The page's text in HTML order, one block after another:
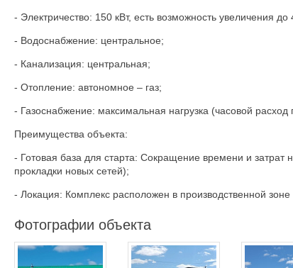
- Электричество: 150 кВт, есть возможность увеличения до
- Водоснабжение: центральное;
- Канализация: центральная;
- Отопление: автономное – газ;
- Газоснабжение: максимальная нагрузка (часовой расход
Преимущества объекта:
- Готовая база для старта: Сокращение времени и затрат
прокладки новых сетей);
- Локация: Комплекс расположен в производственной
Фотографии объекта